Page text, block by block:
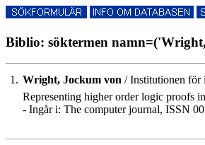
Biblio: söktermen
1. Wright, Jockum von / Institutionen för
Representing higher order logic proofs
- Ingår i: The computer journal, ISSN